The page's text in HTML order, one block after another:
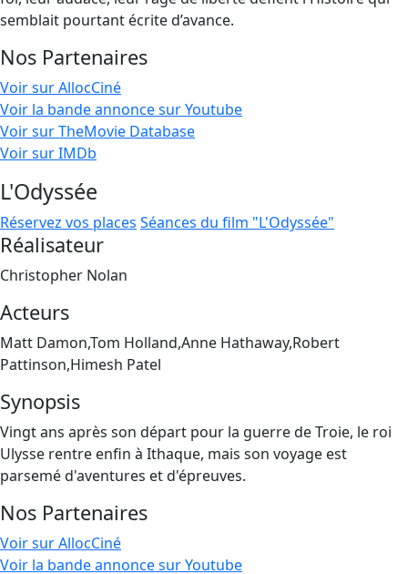
semblait pourtant écrite d’avance.
Nos Partenaires
Voir sur AllocCiné
Voir la bande annonce sur Youtube
Voir sur TheMovie Database
Voir sur IMDb
L'Odyssée
Réservez vos places Séances du film "L'Odyssée"
Réalisateur
Christopher Nolan
Acteurs
Matt Damon,Tom Holland,Anne Hathaway,Robert
Pattinson,Himesh Patel
Synopsis
Vingt ans après son départ pour la guerre de Troie, le roi
Ulysse rentre enfin à Ithaque, mais son voyage est
parsemé d'aventures et d'épreuves.
Nos Partenaires
Voir sur AllocCiné
Voir la bande annonce sur Youtube